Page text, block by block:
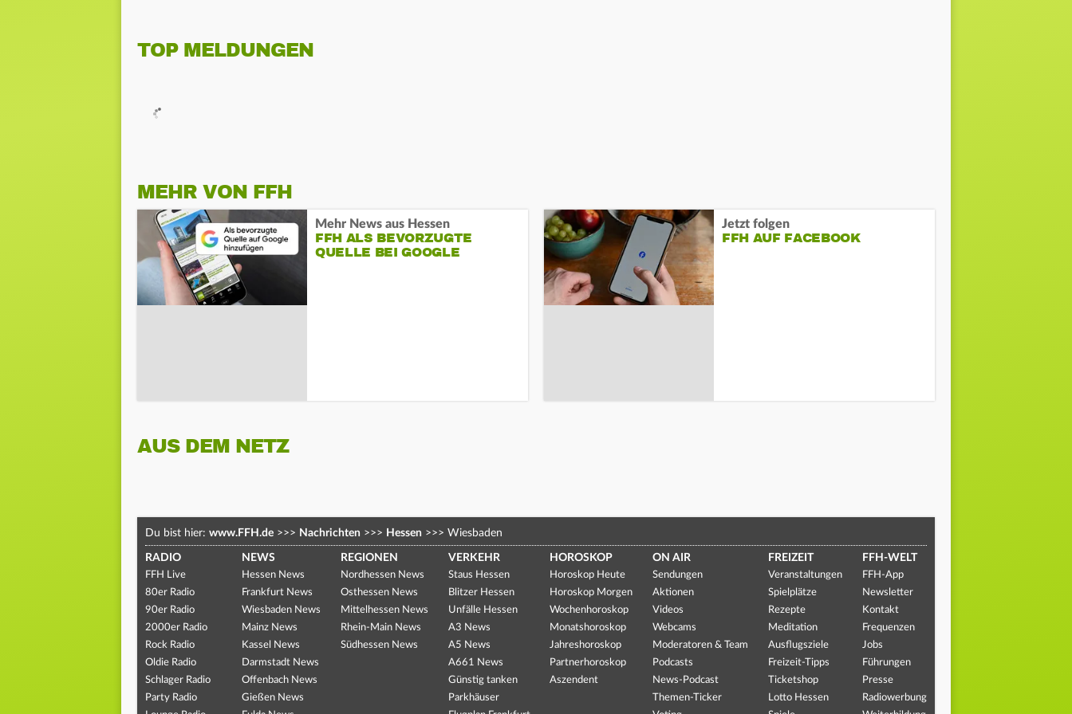
TOP MELDUNGEN
MEHR VON FFH
Mehr News aus Hessen
FFH ALS BEVORZUGTE
QUELLE BEI GOOGLE
Jetzt folgen
FFH AUF FACEBOOK
AUS DEM NETZ
Du bist hier: www.FFH.de >>> Nachrichten >>> Hessen >>> Wiesbaden
RADIO
FFH Live
80er Radio
90er Radio
2000er Radio
Rock Radio
Oldie Radio
Schlager Radio
Party Radio
NEWS
Hessen News
Frankfurt News
Wiesbaden News
Mainz News
Kassel News
Darmstadt News
Offenbach News
Gießen News
REGIONEN
Nordhessen News
Osthessen News
Mittelhessen News
Rhein-Main News
Südhessen News
VERKEHR
Staus Hessen
Blitzer Hessen
Unfälle Hessen
A3 News
A5 News
A661 News
Günstig tanken
Parkhäuser
HOROSKOP
Horoskop Heute
Horoskop Morgen
Wochenhoroskop
Monatshoroskop
Jahreshoroskop
Partnerhoroskop
Aszendent
ON AIR
Sendungen
Aktionen
Videos
Webcams
Moderatoren & Team
Podcasts
News-Podcast
Themen-Ticker
FREIZEIT
Veranstaltungen
Spielplätze
Rezepte
Meditation
Ausflugsziele
Freizeit-Tipps
Ticketshop
Lotto Hessen
FFH-WELT
FFH-App
Newsletter
Kontakt
Frequenzen
Jobs
Führungen
Presse
Radiowerbung